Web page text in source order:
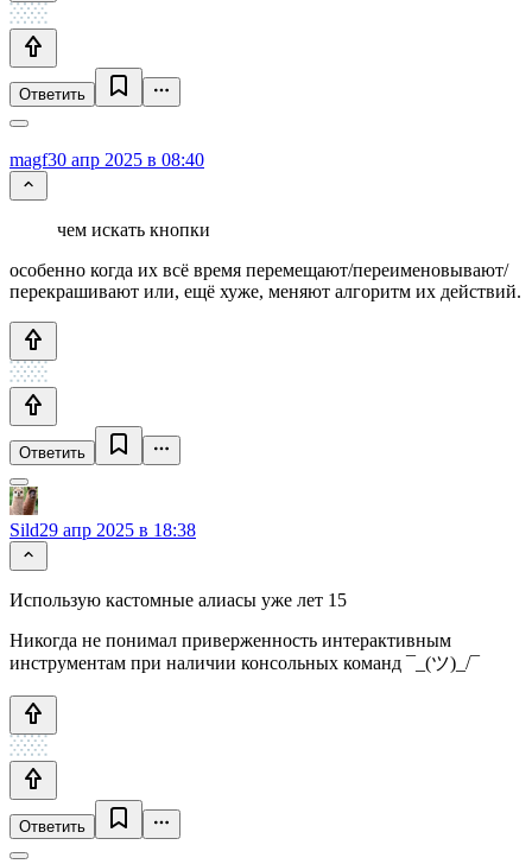
Ответить
magf30 апр 2025 в 08:40
чем искать кнопки
особенно когда их всё время перемещают/переименовывают/
перекрашивают или, ещё хуже, меняют алгоритм их действий.
Ответить
Sild29 апр 2025 в 18:38
Использую кастомные алиасы уже лет 15
Никогда не понимал приверженность интерактивным
инструментам при наличии консольных команд ¯_(ツ)_/¯
Ответить